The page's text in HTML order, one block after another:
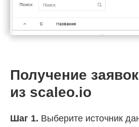
Получение заявок
из scaleo.io
Шаг 1. Выберите источник